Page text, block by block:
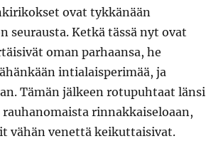
ovat tykkänään
Ketkä tässä nyt ovat
oman parhaansa, he
intialaisperimää, ja
Tämän jälkeen rotupuhtaat
rinnakkaiseloaan,
vähän venettä keikuttaisivat.